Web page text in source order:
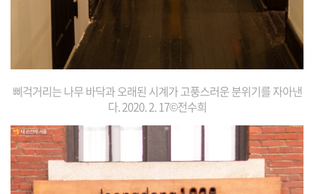
삐걱거리는 나무 바닥과 오래된 시계가 고풍스러운 분위기를 자아낸
다.2020. 2. 17©전수희